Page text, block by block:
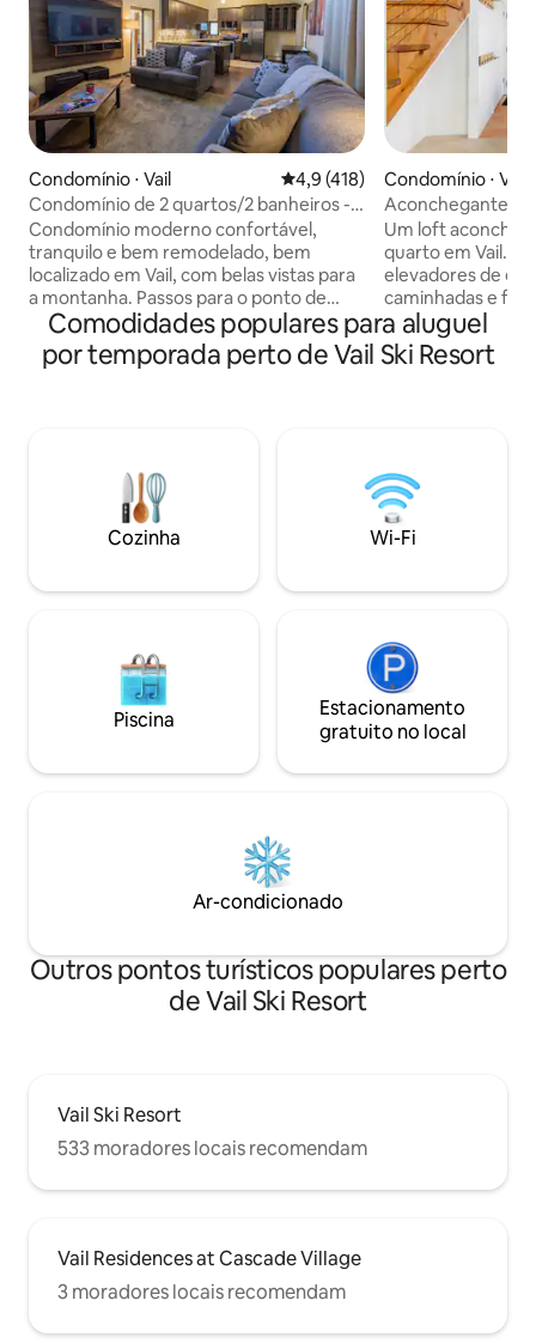
Condomínio ⋅ Vail 4,9 de uma avaliação média de
4,9 (418)
Condomínio de 2 quartos/2 banheiros -
sem animais de estimação, kings/twins*
Condomínio moderno confortável,
tranquilo e bem remodelado, bem
localizado em Vail, com belas vistas para
a montanha. Passos para o ponto de
ônibus gratuito da cidade de Vail e
apenas 10 minutos de carro da aldeia e
da área de esqui. A uma curta distância a
também pode ser configurado com uma
cama king size ou duas camas de
solteiro. 2 vagas de estacionamento
para hóspedes. O HOA não permite
na área de estar principal.
Condomínio ⋅ Vail
Aconchegante,
silencioso,
churrasqueira
Um loft
quarto em Vail. A
elevadores de
caminhadas e
Creek. O ônibus gratuito de transporte
de esquiers para
Há uma banheira
Vail Golf Club e a
Condado de Eagle. O condomínio
Wi-Fi, cozinha,
pessoal e uma
Comodidades populares para aluguel
por temporada perto de Vail Ski Resort
Cozinha Wi-Fi
Piscina
Estacionamento
gratuito no local
Ar-condicionado
Outros pontos turísticos populares perto
de Vail Ski Resort
Vail Ski Resort
533 moradores locais recomendam
Vail Residences at Cascade Village
3 moradores locais recomendam